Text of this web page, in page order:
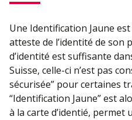
Une Identification Jaune
atteste de l’identité de son
d’identité est suffisante
Suisse, celle-ci n’est pas
sécurisée” pour certaines
“Identification Jaune” est
à la carte d’identié, permet